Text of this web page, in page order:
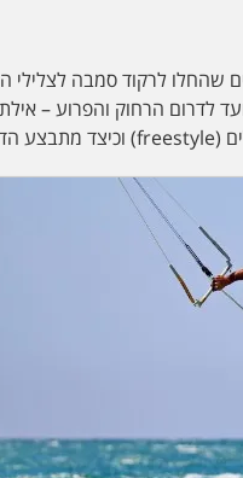
שהחלו לרקוד סמבה לצלילי
לדרום הרחוק והפרוע –